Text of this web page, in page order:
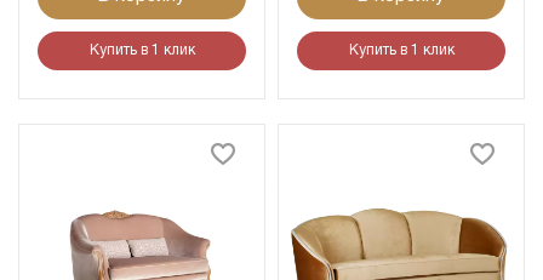
Купить в 1 клик Купить в 1 клик